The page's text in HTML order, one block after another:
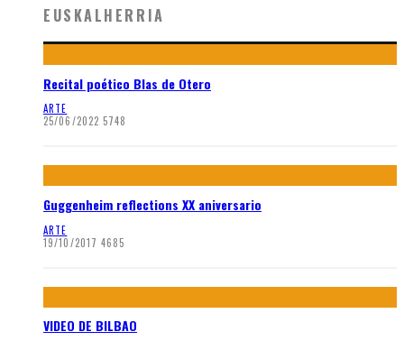
EUSKALHERRIA
Recital poético Blas de Otero
ARTE
25/06/2022 5748
Guggenheim reflections XX aniversario
ARTE
19/10/2017 4685
VIDEO DE BILBAO